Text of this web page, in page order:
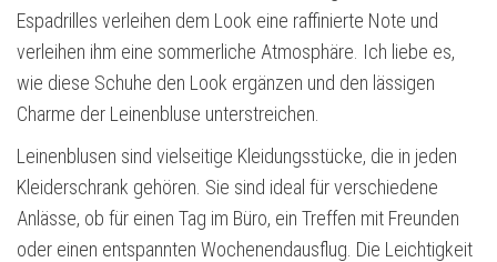
Espadrilles verleihen dem Look eine raffinierte Note und
verleihen ihm eine sommerliche Atmosphäre. Ich liebe es,
wie diese Schuhe den Look ergänzen und den lässigen
Charme der Leinenbluse unterstreichen.
Leinenblusen sind vielseitige Kleidungsstücke, die in jeden
Kleiderschrank gehören. Sie sind ideal für verschiedene
Anlässe, ob für einen Tag im Büro, ein Treffen mit Freunden
oder einen entspannten Wochenendausflug. Die Leichtigkeit